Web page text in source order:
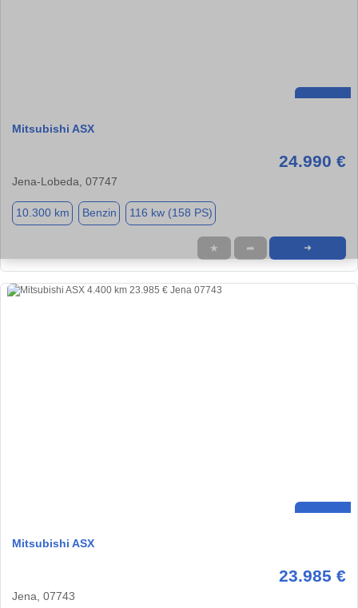
Mitsubishi ASX
24.990 €
Jena-Lobeda, 07747
10.300 km Benzin 116 kw (158 PS)
★ ➦ ➜
Mitsubishi ASX
23.985 €
Jena, 07743